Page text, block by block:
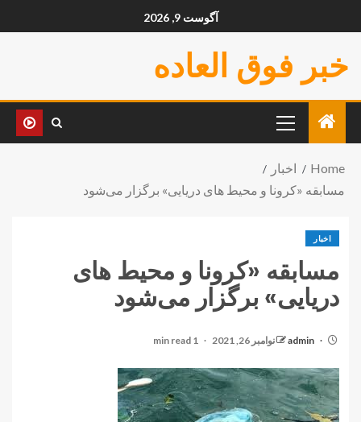
آگوست 9, 2026
خبر فوق العاده
Home
اخبار
مسابقه «کرونا و محیط های دریایی» برگزار می‌شود
اخبار
مسابقه «کرونا و محیط های
دریایی» برگزار می‌شود
admin نوامبر 26, 2021 1 min read